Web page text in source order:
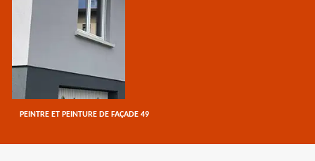
PEINTRE ET PEINTURE DE FAÇADE 49